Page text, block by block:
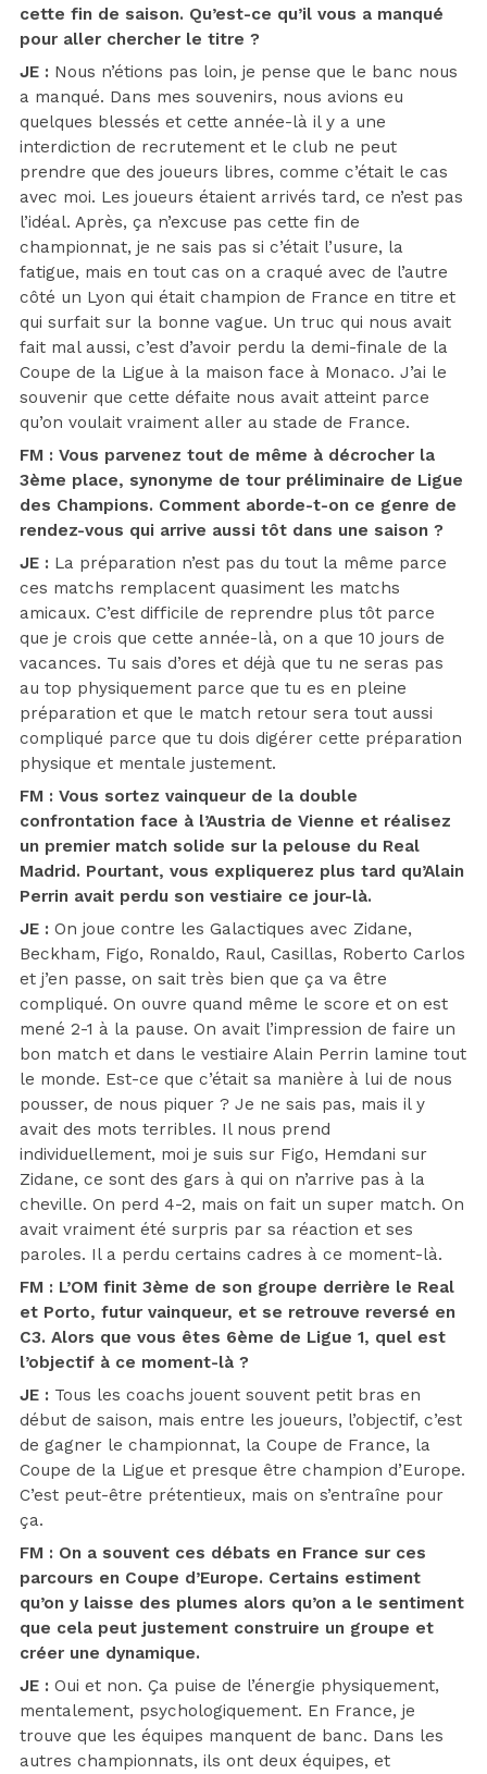
cette fin de saison. Qu’est-ce qu’il vous a manqué
pour aller chercher le titre ?
JE : Nous n’étions pas loin, je pense que le banc nous
a manqué. Dans mes souvenirs, nous avions eu
quelques blessés et cette année-là il y a une
interdiction de recrutement et le club ne peut
prendre que des joueurs libres, comme c’était le cas
avec moi. Les joueurs étaient arrivés tard, ce n’est pas
l’idéal. Après, ça n’excuse pas cette fin de
championnat, je ne sais pas si c’était l’usure, la
fatigue, mais en tout cas on a craqué avec de l’autre
côté un Lyon qui était champion de France en titre et
qui surfait sur la bonne vague. Un truc qui nous avait
fait mal aussi, c’est d’avoir perdu la demi-finale de la
Coupe de la Ligue à la maison face à Monaco. J’ai le
souvenir que cette défaite nous avait atteint parce
qu’on voulait vraiment aller au stade de France.
FM : Vous parvenez tout de même à décrocher la
3ème place, synonyme de tour préliminaire de Ligue
des Champions. Comment aborde-t-on ce genre de
rendez-vous qui arrive aussi tôt dans une saison ?
JE : La préparation n’est pas du tout la même parce
ces matchs remplacent quasiment les matchs
amicaux. C’est difficile de reprendre plus tôt parce
que je crois que cette année-là, on a que 10 jours de
vacances. Tu sais d’ores et déjà que tu ne seras pas
au top physiquement parce que tu es en pleine
préparation et que le match retour sera tout aussi
compliqué parce que tu dois digérer cette préparation
physique et mentale justement.
FM : Vous sortez vainqueur de la double
confrontation face à l’Austria de Vienne et réalisez
un premier match solide sur la pelouse du Real
Madrid. Pourtant, vous expliquerez plus tard qu’Alain
Perrin avait perdu son vestiaire ce jour-là.
JE : On joue contre les Galactiques avec Zidane,
Beckham, Figo, Ronaldo, Raul, Casillas, Roberto Carlos
et j’en passe, on sait très bien que ça va être
compliqué. On ouvre quand même le score et on est
mené 2-1 à la pause. On avait l’impression de faire un
bon match et dans le vestiaire Alain Perrin lamine tout
le monde. Est-ce que c’était sa manière à lui de nous
pousser, de nous piquer ? Je ne sais pas, mais il y
avait des mots terribles. Il nous prend
individuellement, moi je suis sur Figo, Hemdani sur
Zidane, ce sont des gars à qui on n’arrive pas à la
cheville. On perd 4-2, mais on fait un super match. On
avait vraiment été surpris par sa réaction et ses
paroles. Il a perdu certains cadres à ce moment-là.
FM : L’OM finit 3ème de son groupe derrière le Real
et Porto, futur vainqueur, et se retrouve reversé en
C3. Alors que vous êtes 6ème de Ligue 1, quel est
l’objectif à ce moment-là ?
JE : Tous les coachs jouent souvent petit bras en
début de saison, mais entre les joueurs, l’objectif, c’est
de gagner le championnat, la Coupe de France, la
Coupe de la Ligue et presque être champion d’Europe.
C’est peut-être prétentieux, mais on s’entraîne pour
ça.
FM : On a souvent ces débats en France sur ces
parcours en Coupe d’Europe. Certains estiment
qu’on y laisse des plumes alors qu’on a le sentiment
que cela peut justement construire un groupe et
créer une dynamique.
JE : Oui et non. Ça puise de l’énergie physiquement,
mentalement, psychologiquement. En France, je
trouve que les équipes manquent de banc. Dans les
autres championnats, ils ont deux équipes, et